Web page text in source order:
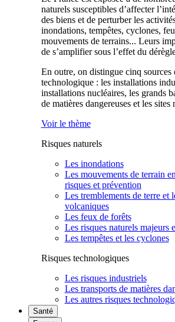
naturels susceptibles d’affecter
des biens et de perturber les
inondations, tempêtes, cyclones,
mouvements de terrains... Leurs
de s’amplifier sous l’effet du
En outre, on distingue cinq sources
technologique : les installations
installations nucléaires, les grands
de matières dangereuses et les sites
Voir le thème
Risques naturels
Les inondations
Les mouvements de terrain
risques et prévention
Les tremblements de terre et
volcaniques
Les feux de forêts
Les risques naturels majeurs
Les tempêtes et les cyclones
Risques technologiques
Les risques industriels
Les transports de matières
Les autres risques
Santé